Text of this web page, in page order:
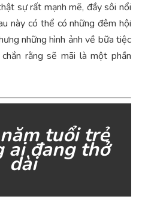
sự rất mạnh mẽ, đầy sôi nổi
này có thể có những đêm hội
những hình ảnh về bữa tiệc
rằng sẽ mãi là một phần
tuổi trẻ
ai đang thở
dài